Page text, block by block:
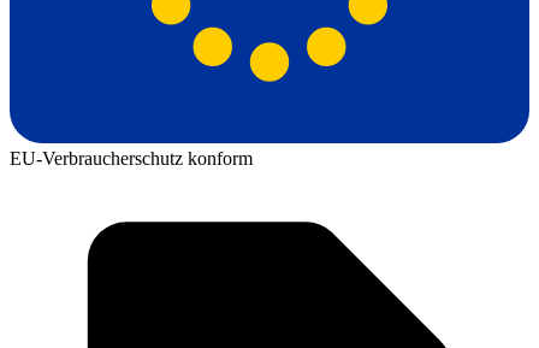
EU-Verbraucherschutz konform